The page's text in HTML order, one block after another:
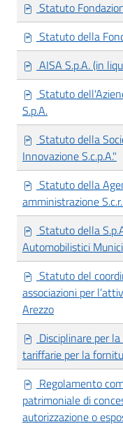
Statuto
Statuto della
AISA S.p.A. (in
Statuto
S.p.A.
Statuto della
Innovazione S.c.p.A."
Statuto della
amministrazione
Statuto della
Automobilistici
Statuto del
associazioni per
Arezzo
Disciplinare per
tariffarie per la
Regolamento
patrimoniale di
autorizzazione o